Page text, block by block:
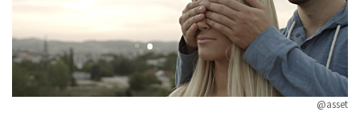
@asset